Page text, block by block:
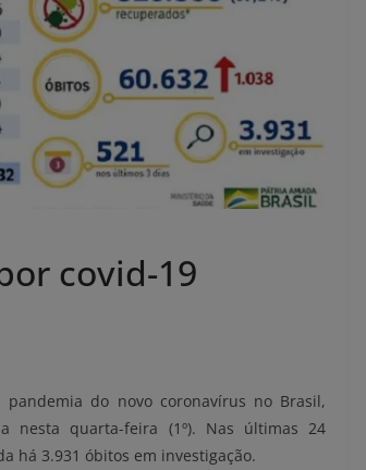
covid-19
do novo coronavírus no Brasil,
nesta quarta-feira (1º). Nas últimas 24
há 3.931 óbitos em investigação.